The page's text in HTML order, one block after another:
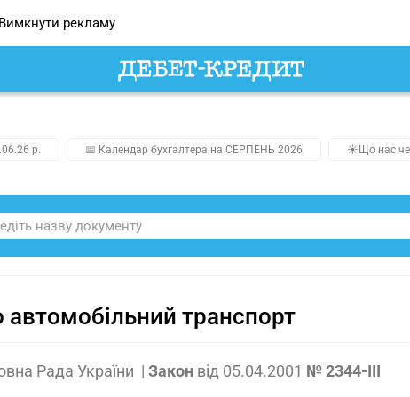
Вимкнути рекламу
р. 📅 Календар бухгалтера на СЕРПЕНЬ 2026 ☀️Що нас
автомобільний транспорт
Рада України | Закон від 05.04.2001 № 2344-III